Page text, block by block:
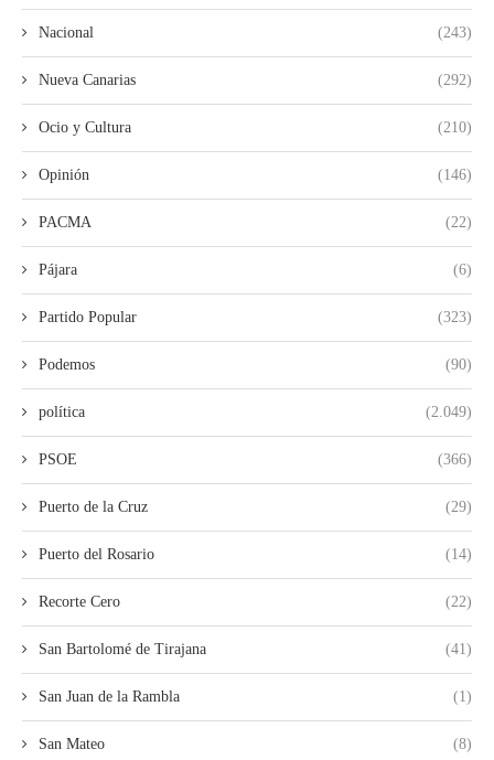
Nacional (243)
Nueva Canarias (292)
Ocio y Cultura (210)
Opinión (146)
PACMA (22)
Pájara (6)
Partido Popular (323)
Podemos (90)
política (2.049)
PSOE (366)
Puerto de la Cruz (29)
Puerto del Rosario (14)
Recorte Cero (22)
San Bartolomé de Tirajana (41)
San Juan de la Rambla (1)
San Mateo (8)